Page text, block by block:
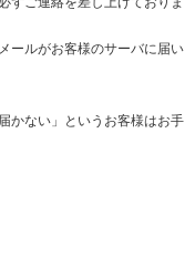
ールがお客様のサーバに届い
かない」というお客様はお手